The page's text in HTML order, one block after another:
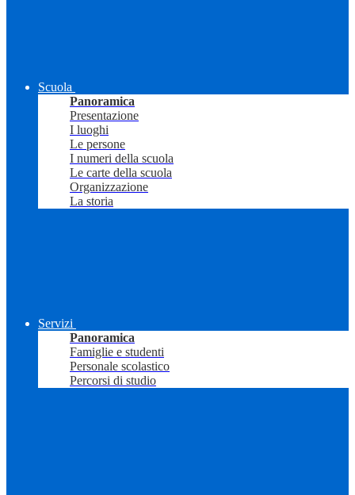
Scuola
Panoramica
Presentazione
I luoghi
Le persone
I numeri della scuola
Le carte della scuola
Organizzazione
La storia
Servizi
Panoramica
Famiglie e studenti
Personale scolastico
Percorsi di studio